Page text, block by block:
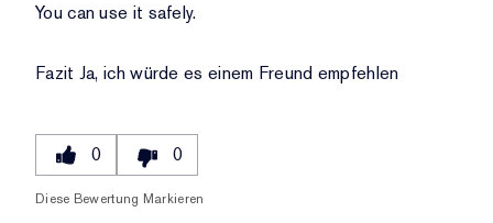
You can use it safely.
Fazit Ja, ich würde es einem Freund empfehlen
0 0
Diese Bewertung Markieren